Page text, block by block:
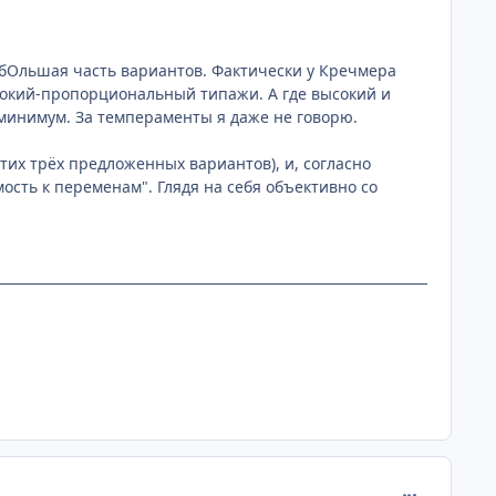
часть вариантов. Фактически у Кречмера
пропорциональный типажи. А где высокий и
За темпераменты я даже не говорю.
трёх предложенных вариантов), и, согласно
к переменам". Глядя на себя объективно со